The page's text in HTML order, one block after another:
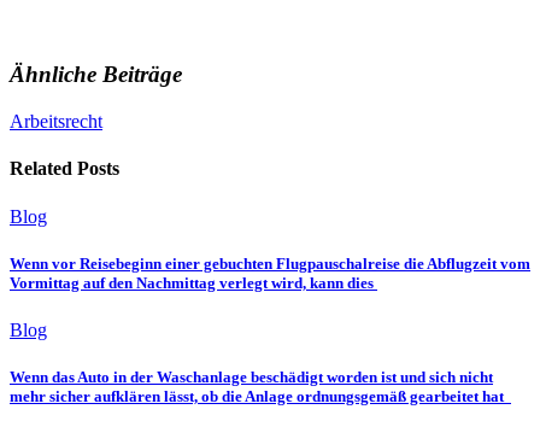
Ähnliche Beiträge
Arbeitsrecht
Related Posts
Blog
Wenn vor Reisebeginn einer gebuchten Flugpauschalreise die Abflugzeit vom
Vormittag auf den Nachmittag verlegt wird, kann dies
Blog
Wenn das Auto in der Waschanlage beschädigt worden ist und sich nicht
mehr sicher aufklären lässt, ob die Anlage ordnungsgemäß gearbeitet hat